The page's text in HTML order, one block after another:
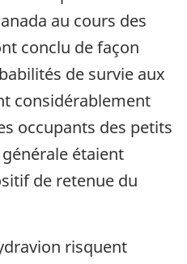
au cours des
conclu de façon
de survie aux
considérablement
occupants des petits
étaient
de retenue du
risquent